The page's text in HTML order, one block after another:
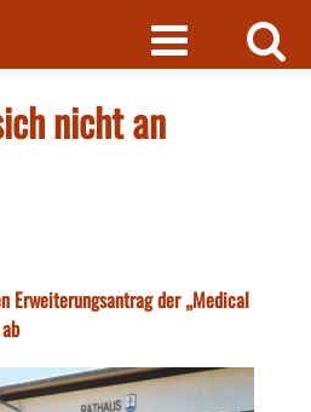
nicht an
Erweiterungsantrag der „Medical